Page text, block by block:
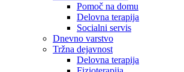
Pomoč na domu
Delovna terapija
Socialni servis
Dnevno varstvo
Tržna dejavnost
Delovna terapija